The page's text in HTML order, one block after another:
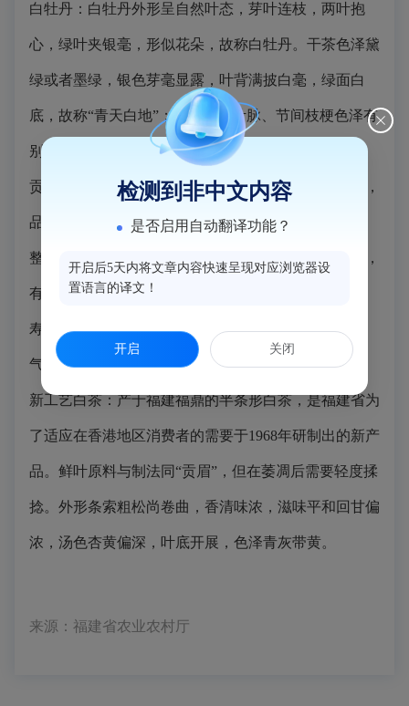
白牡丹：白牡丹外形呈自然叶态，芽叶连枝，两叶抱
心，绿叶夹银毫，形似花朵，故称白牡丹。干茶色泽黛
绿或者墨绿，银色芽毫显露，叶背满披白毫，绿面白
底，故称“青天白地”；且叶面、叶脉、节间枝梗色泽有
别，即色呈“绿叶红筋”，因而又以“红妆素裹”形容。
贡眉：贡眉形似牡丹，但形体偏瘦小，叶色灰绿带黄，
品质不亚于白牡丹。特级贡眉芽叶连枝叶态紧卷、匀
整，毫尖显、叶张细嫩，色泽灰绿或墨绿，香气鲜嫩，
有毫香，滋味清甜醇爽，汤色橙黄。叶底嫩亮。
寿眉 ：成茶不带毫芽，色泽灰绿带黄，香气低带青
气，滋味清淡，汤色淡杏绿色，叶底黄绿粗杂。
新工艺白茶：产于福建福鼎的半条形白茶，是福建省为
了适应在香港地区消费者的需要于1968年研制出的新产
品。鲜叶原料与制法同“贡眉”，但在萎凋后需要轻度揉
捻。 外形条索粗松尚卷曲，香清味浓，滋味平和回甘偏
浓，汤色杏黄偏深，叶底开展，色泽青灰带黄。
来源：福建省农业农村厅
检测到非中文内容
是否启用自动翻译功能？
开启后5天内将文章内容快速呈现对应浏览器设
置语言的译文！
开启 关闭